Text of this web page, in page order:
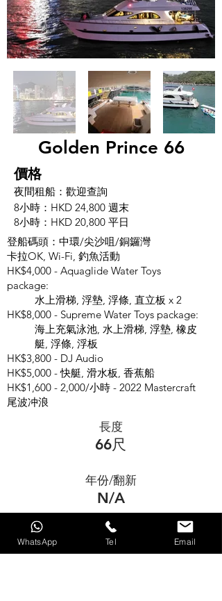
Golden Prince 66
價格
夜間租船：歡迎查詢
8小時：HKD 24,800 週末
8小時：HKD 20,800 平日
登船碼頭：中環/尖沙咀/銅鑼灣
卡拉OK, Wi-Fi, 釣魚活動
HK$4,000 - Aquaglide Water Toys
package:
水上滑梯, 浮墊, 浮條, 直立板 x 2
HK$8,000 - Supreme Water Toys package:
海上充氣泳池, 水上滑梯, 浮墊, 橡皮
艇, 浮條, 浮板
HK$3,800 - DJ Audio
HK$5,000 - 快艇, 滑水板, 香蕉船
HK$1,600 - 2,000/小時 - 2022 Mastercraft
尾波冲浪
長度
66尺
年份/翻新
N/A
房間
3
WhatsApp Tel Email